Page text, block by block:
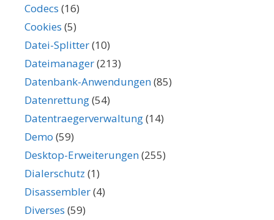
Codecs (16)
Cookies (5)
Datei-Splitter(10)
Dateimanager(213)
Datenbank-Anwendungen(85)
Datenrettung(54)
Datentraegerverwaltung(14)
Demo (59)
Desktop-Erweiterungen(255)
Dialerschutz (1)
Disassembler(4)
Diverses (59)